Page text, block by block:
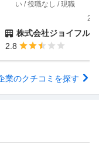
い / 役職なし / 現職
株式会社ジョイフル
2.8
業のクチコミを探す